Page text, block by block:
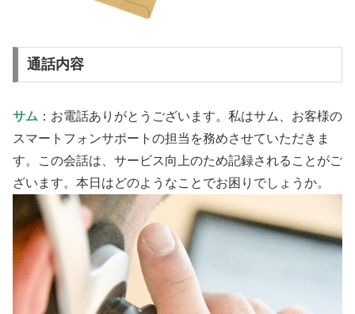
通話内容
サム ：お電話ありがとうございます。私はサム、お客様の
スマートフォンサポートの担当を務めさせていただきま
す。この会話は、サービス向上のため記録されることがご
ざいます。本日はどのようなことでお困りでしょうか。